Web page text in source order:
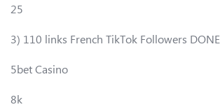
25
3) 110 links French TikTok Followers DONE
5bet Casino
8k